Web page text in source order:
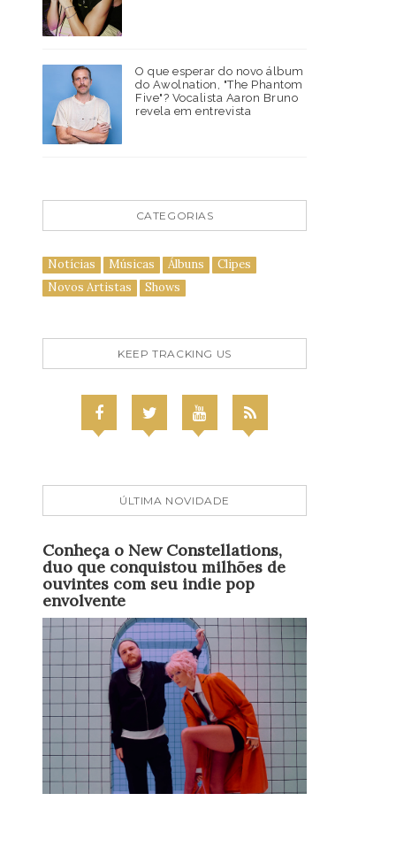
O que esperar do novo álbum
do Awolnation, "The Phantom
Five"? Vocalista Aaron Bruno
revela em entrevista
CATEGORIAS
Notícias Músicas Álbuns
Clipes
Novos Artistas
Shows
KEEP TRACKING US
ÚLTIMA NOVIDADE
Conheça o New Constellations,
duo que conquistou milhões de
ouvintes com seu indie pop
envolvente